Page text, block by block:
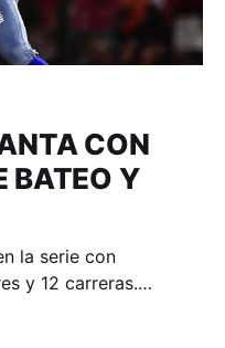
CON
BATEO Y
la serie con
y 12 carreras.
de Homar Rojas